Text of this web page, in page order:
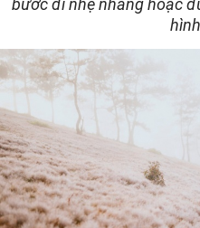
bước đi nhẹ nhàng hoặc